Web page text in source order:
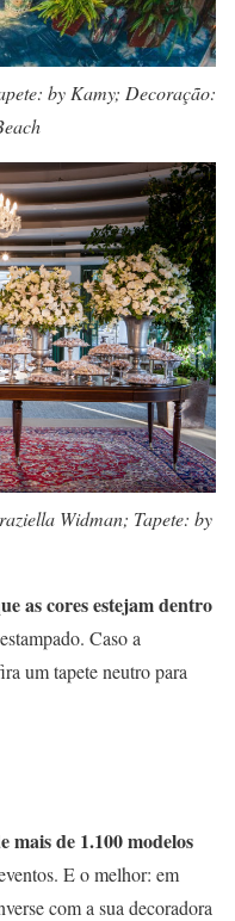
by Kamy; Decoração:
Widman; Tapete: by
as cores estejam dentro
Caso a
um tapete neutro para
mais de 1.100 modelos
E o melhor: em
com a sua decoradora